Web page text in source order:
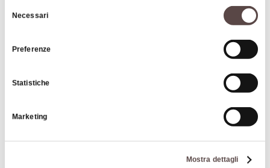
delNecessari
Preferenze
Statistiche
Marketing
Mostra dettagli
cocktail o un aperitivo, mentre i
n Piazza dei Martiri a
musicale proposta da Ferro&Dallas dj. Dj set anche in viale
Kennedy, mentre in via del Mercato si balla a ritmo di
country
e in via dello Sport si
"Hobby Dance & fun".
Lungo il percorso della festa si trovano poi il
mercatino deicreativie deiproduttori locali,
bancarelle con artigianato artistico e specialità